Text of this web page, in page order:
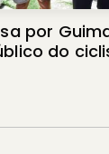
por
do